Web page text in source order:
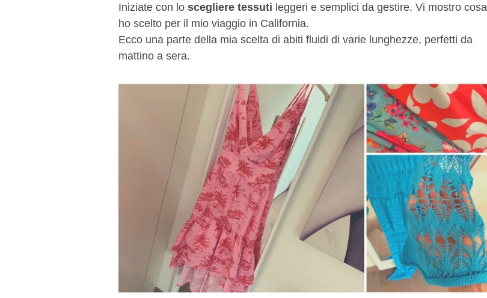
Iniziate con lo scegliere tessuti leggeri e semplici da gestire. Vi mostro cosa
ho scelto per il mio viaggio in California.
Ecco una parte della mia scelta di abiti fluidi di varie lunghezze, perfetti da
mattino a sera.